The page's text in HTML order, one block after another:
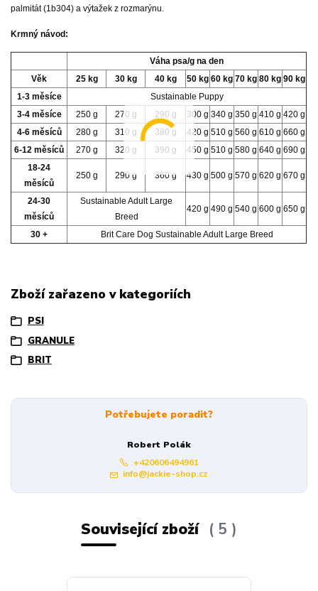
palmitát (1b304) a výtažek z rozmarýnu.
Krmný návod:
Váha psa/g na den
Věk
25 kg 30 kg 40 kg 50 kg 60 kg 70 kg 80 kg 90 kg
1-3 měsíce
Sustainable Puppy
3-4 měsíce
250 g 270 g 290 g 300 g 340 g 350 g 410 g 420 g
4-6 měsíců
280 g 310 g 380 g 420 g 510 g 560 g 610 g 660 g
6-12 měsíců
270 g 320 g 390 g 450 g 510 g 580 g 640 g 690 g
18-24
měsíců
250 g 290 g 360 g 430 g 500 g 570 g 620 g 670 g
24-30
měsíců
Sustainable Adult Large
Breed
420 g 490 g 540 g 600 g 650 g
30 + Brit Care Dog Sustainable Adult Large Breed
Zboží zařazeno v kategoriích
PSI
GRANULE
BRIT
Potřebujete poradit?
Robert Polák
+420606494961
info@jackie-shop.cz
Související zboží 5